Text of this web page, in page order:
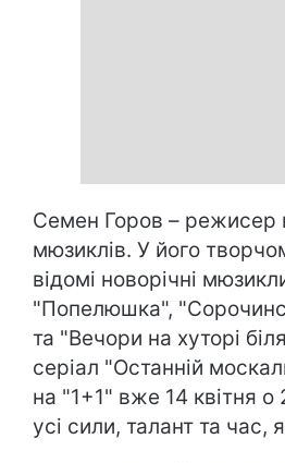
Семен Горов – режисер
мюзиклів. У його
відомі новорічні
"Попелюшка",
та "Вечори на хуторі
серіал "Останній
на "1+1" вже 14 квітня о
усі сили, талант та час,